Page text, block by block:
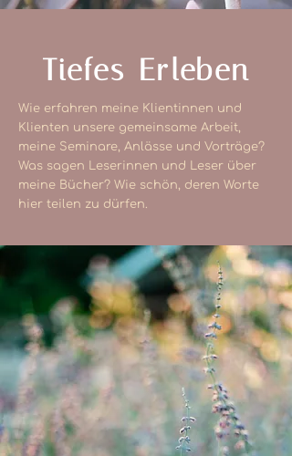
Tiefes Erleben
Wie erfahren meine Klientinnen und
Klienten unsere gemeinsame Arbeit,
meine Seminare, Anlässe und Vorträge?
Was sagen Leserinnen und Leser über
meine Bücher? Wie schön, deren Worte
hier teilen zu dürfen.